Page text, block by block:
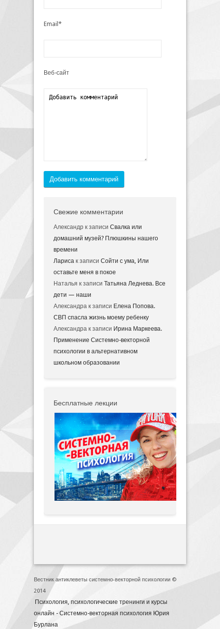
Email*
Веб-сайт
Добавить комментарий
Свежие комментарии
Александр к записи Свалка или
домашний музей? Плюшкины нашего
времени
Лариса к записи Сойти с ума, Или
оставьте меня в покое
Наталья к записи Татьяна Леднева. Все
дети — наши
Александра к записи Елена Попова.
СВП спасла жизнь моему ребенку
Александра к записи Ирина Маркеева.
Применение Системно-векторной
психологии в альтернативном
школьном образовании
Бесплатные лекции
Вестник антиклеветы системно-векторной психологии ©
2014
Психология, психологические тренинги и курсы
онлайн - Системно-векторная психология Юрия
Бурлана